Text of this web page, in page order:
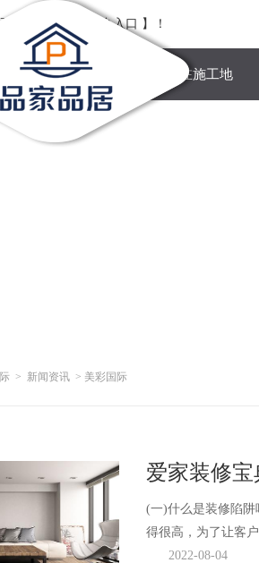
-官网美彩国际平台入口 】！
彩国际 案例展示 在施工地
> 新闻资讯 > 美彩国际
爱家装修
(一)什么是装修陷
得很高，为了让客
2022-08-04